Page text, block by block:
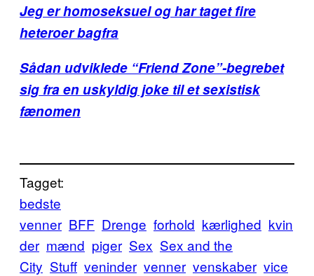
Jeg er homoseksuel og har taget fire
heteroer bagfra
Sådan udviklede “Friend Zone”-begrebet
sig fra en uskyldig joke til et sexistisk
fænomen
Tagget:
bedste
venner BFF Drenge forhold kærlighed kvin
der mænd piger Sex Sex and the
City Stuff veninder venner venskaber vice